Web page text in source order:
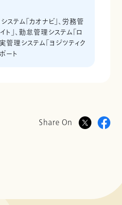
ステム「カオナビ」、労務管
ト」、勤怠管理システム「ロ
管理システム「ヨジツティク
ート
Share On